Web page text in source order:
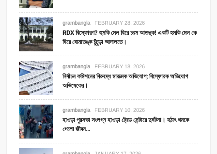
grambangla FEBRUARY 28, 2026
RDX বিস্ফোরণ? হুমকি মেল ঘিরে চরম আতঙ্ক! একটি হমকি মেল কে
ঘিরে বোমাতঙ্ক চুঁচুড়া আদালতে।
grambangla FEBRUARY 18, 2026
নির্বাচন কমিশনের বিরুদ্ধে মারাত্মক অভিযোগ; বিস্ফোরক অভিযোগ
অভিষেকের।
grambangla FEBRUARY 10, 2026
হাওড়া পুরসভা সংলগ্ন হাওড়া ট্রেড সেন্টারে দুর্ঘটনা। হঠাৎ থমকে
গেলো জীবন…